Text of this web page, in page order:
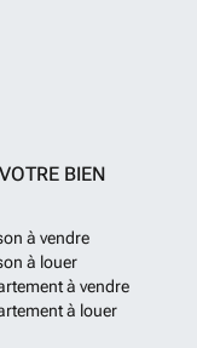
BIEN
à vendre
à louer
à vendre
à louer